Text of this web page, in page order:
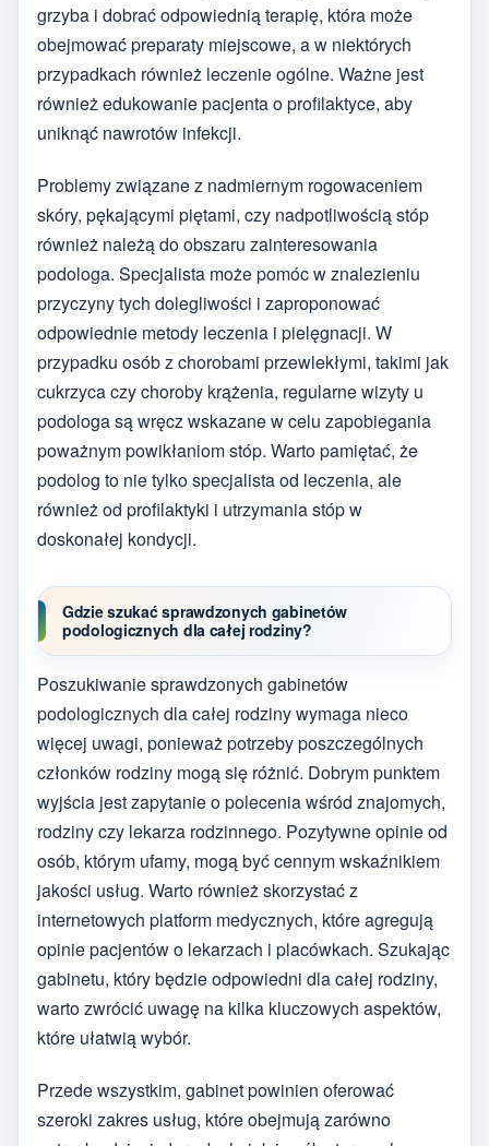
grzyba i dobrać odpowiednią terapię, która może
obejmować preparaty miejscowe, a w niektórych
przypadkach również leczenie ogólne. Ważne jest
również edukowanie pacjenta o profilaktyce, aby
uniknąć nawrotów infekcji.
Problemy związane z nadmiernym rogowaceniem
skóry, pękającymi piętami, czy nadpotliwością stóp
również należą do obszaru zainteresowania
podologa. Specjalista może pomóc w znalezieniu
przyczyny tych dolegliwości i zaproponować
odpowiednie metody leczenia i pielęgnacji. W
przypadku osób z chorobami przewlekłymi, takimi jak
cukrzyca czy choroby krążenia, regularne wizyty u
podologa są wręcz wskazane w celu zapobiegania
poważnym powikłaniom stóp. Warto pamiętać, że
podolog to nie tylko specjalista od leczenia, ale
również od profilaktyki i utrzymania stóp w
doskonałej kondycji.
Gdzie szukać sprawdzonych gabinetów
podologicznych dla całej rodziny?
Poszukiwanie sprawdzonych gabinetów
podologicznych dla całej rodziny wymaga nieco
więcej uwagi, ponieważ potrzeby poszczególnych
członków rodziny mogą się różnić. Dobrym punktem
wyjścia jest zapytanie o polecenia wśród znajomych,
rodziny czy lekarza rodzinnego. Pozytywne opinie od
osób, którym ufamy, mogą być cennym wskaźnikiem
jakości usług. Warto również skorzystać z
internetowych platform medycznych, które agregują
opinie pacjentów o lekarzach i placówkach. Szukając
gabinetu, który będzie odpowiedni dla całej rodziny,
warto zwrócić uwagę na kilka kluczowych aspektów,
które ułatwią wybór.
Przede wszystkim, gabinet powinien oferować
szeroki zakres usług, które obejmują zarówno